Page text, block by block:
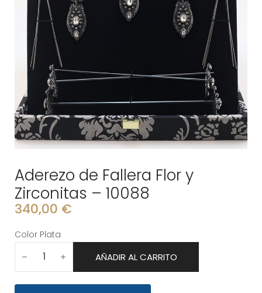
Aderezo de Fallera Flor y
Zirconitas – 10088
340,00 €
Color Plata
AÑADIR AL CARRITO